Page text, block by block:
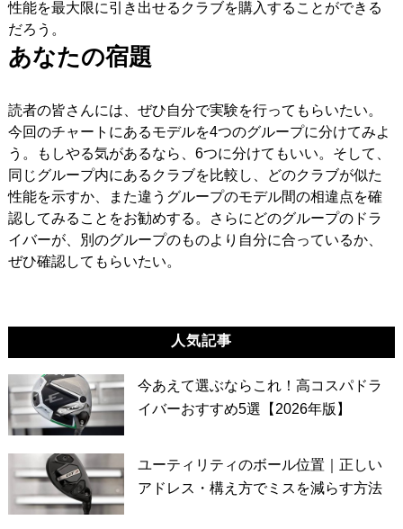
性能を最大限に引き出せるクラブを購入することができる
だろう。
あなたの宿題
読者の皆さんには、ぜひ自分で実験を行ってもらいたい。
今回のチャートにあるモデルを4つのグループに分けてみよ
う。もしやる気があるなら、6つに分けてもいい。そして、
同じグループ内にあるクラブを比較し、どのクラブが似た
性能を示すか、また違うグループのモデル間の相違点を確
認してみることをお勧めする。さらにどのグループのドラ
イバーが、別のグループのものより自分に合っているか、
ぜひ確認してもらいたい。
人気記事
今あえて選ぶならこれ！高コスパドラ
イバーおすすめ5選【2026年版】
ユーティリティのボール位置｜正しい
アドレス・構え方でミスを減らす方法